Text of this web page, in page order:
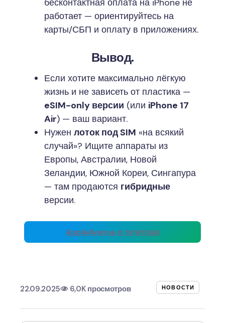
бесконтактная оплата на iPhone не
работает — ориентируйтесь на
карты/СБП и оплату в приложениях.
Вывод.
Если хотите максимально лёгкую
жизнь и не зависеть от пластика —
eSIM-only версии (или iPhone 17
Air) — ваш вариант.
Нужен лоток под SIM «на всякий
случай»? Ищите аппараты из
Европы, Австралии, Новой
Зеландии, Южной Кореи, Сингапура
— там продаются гибридные
версии.
AppleAvenue в телеграм
22.09.2025 6,0K просмотров НОВОСТИ